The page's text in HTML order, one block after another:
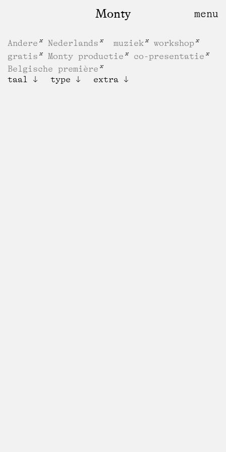
Monty
Andere Nederlands muziek
workshop
gratis
Monty productie
co-presentatie
Belgische première
taal
type extra